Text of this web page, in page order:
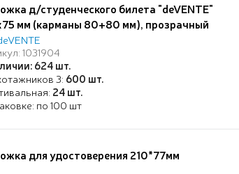
д/студенческого билета "deVENTE"
мм (карманы 80+80 мм), прозрачный
мкм
1031904
624 шт.
3: 600 шт.
24 шт.
по 100 шт
для удостоверения 210*77мм